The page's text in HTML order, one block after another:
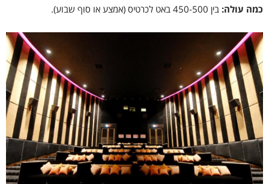
כמה עולה: בין 450-500 באט לכרטיס (אמצע או סוף שבוע).